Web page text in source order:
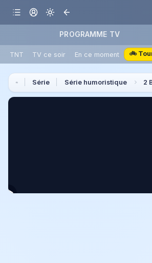
PROGRAMME TV
TNT TV ce soir En ce moment 🚲
Série Série humoristique 2